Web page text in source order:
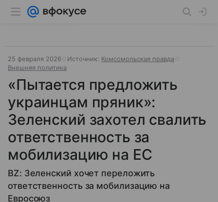
25 февраля 2026 Источник: Комсомольская правда
Внешняя политика
«Пытается предложить
украинцам пряник»:
Зеленский захотел свалить
ответственность за
мобилизацию на ЕС
BZ: Зеленский хочет переложить
ответственность за мобилизацию на
Евросоюз